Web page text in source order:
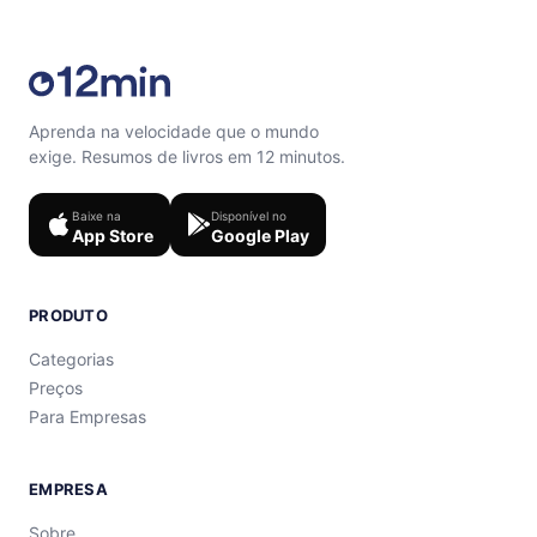
Aprenda na velocidade que o mundo
exige. Resumos de livros em 12 minutos.
Baixe na
App Store
Disponível no
Google Play
PRODUTO
Categorias
Preços
Para Empresas
EMPRESA
Sobre